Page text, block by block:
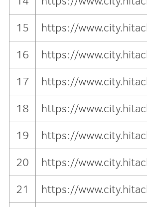
15 https://
16 https://
17 https://
18 https://
19 https://
20 https://
21 https://